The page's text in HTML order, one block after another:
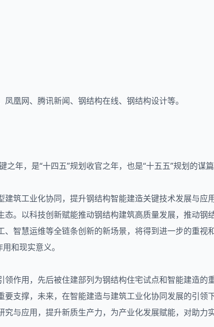
凰网、腾讯新闻、钢结构在线、钢结构设计等。
年，是“十四五”规划收官之年，也是“十五五”规划的谋
建筑工业化协同，提升钢结构智能建造关键技术发展与
态。以科技创新赋能推动钢结构建筑高质量发展，推动
、智慧运维等全链条创新的新场景，将得到进一步的重
和现实意义。
领作用，先后被住建部列为钢结构住宅试点和智能建造
支撑，未来，在智能建造与建筑工业化协同发展的引领
与应用，提升新质生产力，为产业化发展赋能，对助力